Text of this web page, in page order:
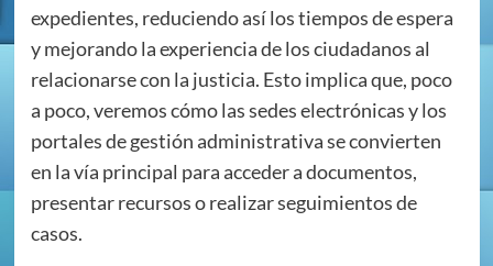
expedientes, reduciendo así los tiempos de espera
y mejorando la experiencia de los ciudadanos al
relacionarse con la justicia. Esto implica que, poco
a poco, veremos cómo las sedes electrónicas y los
portales de gestión administrativa se convierten
en la vía principal para acceder a documentos,
presentar recursos o realizar seguimientos de
casos.